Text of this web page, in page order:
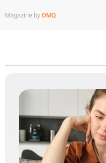
Magazine by OMQ